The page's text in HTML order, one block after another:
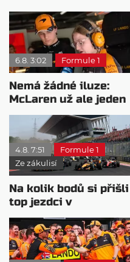
6.8. 3:02 Formule 1
Nemá žádné iluze:
McLaren už ale jeden
návrat ze dna dokázal
4.8. 7:51
Formule 1
Ze zákulisí
Na kolik bodů si přišli
top jezdci v
posledních 4
závodech?